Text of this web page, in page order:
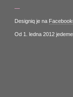
—
Designiq je na
Od 1. ledna 2012